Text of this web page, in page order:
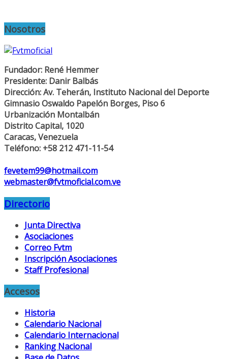
Nosotros
Fundador: René Hemmer
Presidente: Danir Balbás
Dirección: Av. Teherán, Instituto Nacional del Deporte
Gimnasio Oswaldo Papelón Borges, Piso 6
Urbanización Montalbán
Distrito Capital, 1020
Caracas, Venezuela
Teléfono: +58 212 471-11-54
fevetem99@hotmail.com
webmaster@fvtmoficial.com.ve
Directorio
Junta Directiva
Asociaciones
Correo Fvtm
Inscripción Asociaciones
Staff Profesional
Accesos
Historia
Calendario Nacional
Calendario Internacional
Ranking Nacional